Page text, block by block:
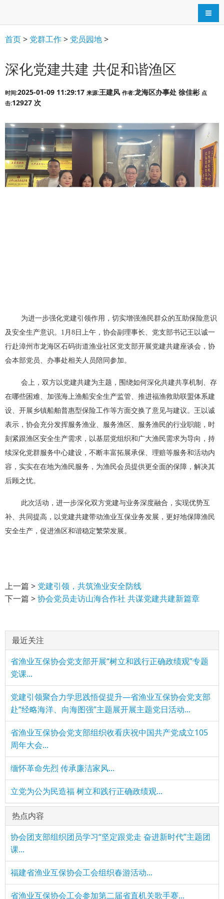
导航
首页> 党群工作> 党员园地>
深化党建共建 共促和谐渔区
时间:2025-01-09 11:29:17 来源:王建风 作者:龙海区办事处 徐佳彬 点
击:12927 次
为进一步强化党建引领作用，切实增强渔民群众的互助保险意识
及安全生产意识。 1 月 8 日上午 ，协会副理事长、党支部书记王以诚一
行赴漳州市龙海区石码街道渔业社区党支部开展党建共建座谈会，协
会本部党员、办事处相关人员陪同参加。
会上，双方以党建共建为主题，围绕如何深化共建共享机制、存
在哪些困难、加强海上渔船安全生产监管、推进福渔救助联盟体系建
设、开展乡镇船舶普惠型保险工作等方面交换了意见与建议。王以诚
表示，协会充分发挥服务渔业、服务渔区、服务渔民的行业职能，时
刻紧跟渔区安全生产需求，以基层党组织和广大渔民需求为导向，持
续深化党群服务中心建设，不断丰富拓展承保、理赔等服务和活动内
容，实实在在地为渔民服务，为渔民会员提供更全面的保障，解决其
后顾之忧。
此次活动，进一步深化双方党建与业务深度融合，实现优势互
补、共同提高，以党建共建带动渔业互保业务发展，更好地保障渔民
安全生产，促进渔区和谐稳定繁荣发展。
上一篇 > 党建引领，共筑渔业安全防线
下一篇 >协会党员走访山海合作社 共谋党建共建新篇章
最近关注
省渔业互保协会党支部开展“树立和践行正确政绩观”专题
党课...
党建引领聚合力学思践悟促提升—省渔业互保协会党支部
赴“经略海洋、向海图强”主题展开展主题党日活动...
省渔业互保协会党支部组织收看庆祝中国共产党成立105
周年大会...
缅怀革命先烈 传承廉洁家风...
立党为公为民造福 树立和践行正确政绩观...
热点内容
协会团支部组织团员学习“坚定跟党走 奋进新时代”主题团
课...
福建省渔业互保协会工会组织春游活动...
省渔业互保协会工会参加第二届省直机关歌手赛...